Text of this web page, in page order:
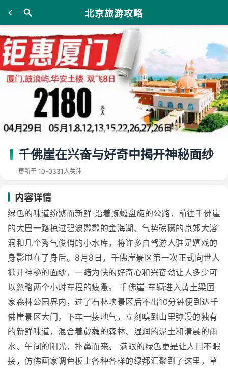
北京旅游攻略
千佛崖在兴奋与好奇中揭开神秘面纱
更新于 10-0331人关注
内容详情
绿色的味道纷繁而新鲜 沿着蜿蜒盘旋的公路，前往千佛崖
的大巴一路掠过碧波粼粼的金海湖、气势磅礴的京郊大溶
洞和几个秀气俊俏的小水库，将许多自驾游人驻足嬉戏的
身影甩在了身后。8月8日，千佛崖景区第一次正式向世人
掀开神秘的面纱，一睹为快的好奇心和兴奋劲让人多少可
以忽略两个小时车程的疲惫。 千佛崖 车辆进入黄土梁国
家森林公园界内，过了石林峡景区后不出10分钟便到达千
佛崖景区大门。下车一接地气，立刻嗅到山里弥漫的独有
的新鲜味道，混合着葳蕤的森林、湿润的泥土和清晨的雨
水、午间的阳光，扑鼻而来。 满眼的绿色更是让人目不暇
接，仿佛画家调色板上各种各样的绿都汇聚到了这里，草